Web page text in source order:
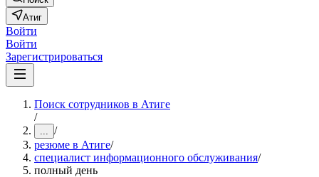
Атиг
Войти
Войти
Зарегистрироваться
Поиск сотрудников в Атиге
/
... /
резюме в Атиге/
специалист информационного обслуживания/
полный день